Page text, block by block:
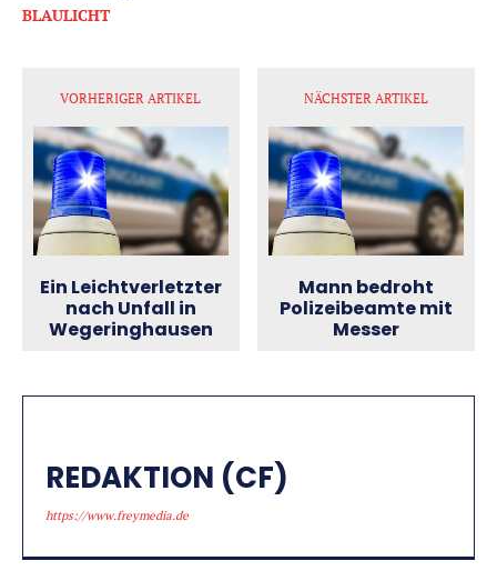
BLAULICHT
VORHERIGER ARTIKEL
Ein Leichtverletzter
nach Unfall in
Wegeringhausen
NÄCHSTER ARTIKEL
Mann bedroht
Polizeibeamte mit
Messer
REDAKTION (CF)
https://www.freymedia.de